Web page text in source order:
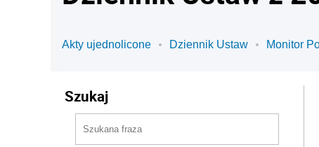
Akty ujednolicone Dziennik Ustaw Monitor
Szukaj